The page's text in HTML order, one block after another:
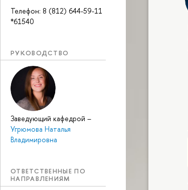
Телефон: 8 (812) 644-59-11
*61540
РУКОВОДСТВО
Заведующий кафедрой –
Угрюмова Наталья
Владимировна
ОТВЕТСТВЕННЫЕ ПО
НАПРАВЛЕНИЯМ